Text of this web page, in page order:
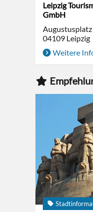
Leipzig
GmbH
Augustusplatz
04109 Leipzig
Weitere